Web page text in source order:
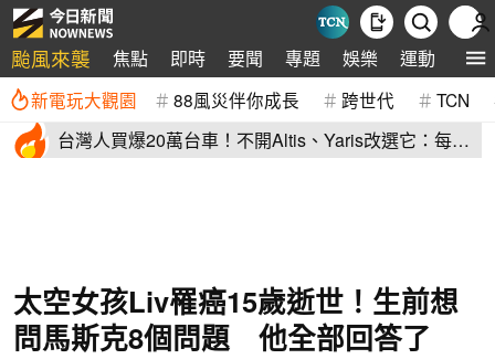
颱風來襲 焦點 即時 要聞 專題 娛樂 運動 全球
新電玩大觀園 88風災伴你成長 跨世代 TCN
台灣人買爆20萬台車！不開Altis、Yaris改選它：每輛
太空女孩Liv罹癌15歲逝世！生前想
問馬斯克8個問題 他全部回答了